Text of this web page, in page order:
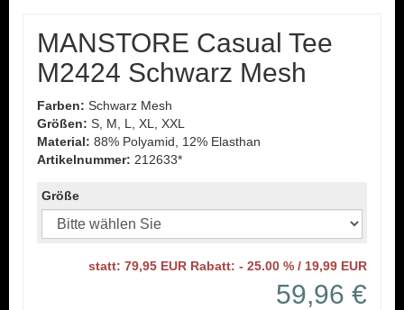
MANSTORE Casual Tee
M2424 Schwarz Mesh
Farben: Schwarz Mesh
Größen: S, M, L, XL, XXL
Material: 88% Polyamid, 12% Elasthan
Artikelnummer: 212633*
Größe
statt: 79,95 EUR Rabatt: - 25.00 % / 19,99 EUR
59,96 €